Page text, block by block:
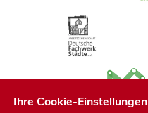
Ihre Cookie-Einstellungen